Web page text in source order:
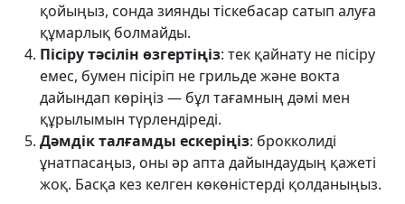
қойыңыз, сонда зиянды тіскебасар сатып алуға
құмарлық болмайды.
Пісіру тәсілін өзгертіңіз: тек қайнату не пісіру
емес, бумен пісіріп не грильде және вокта
дайындап көріңіз — бұл тағамның дәмі мен
құрылымын түрлендіреді.
Дәмдік талғамды ескеріңіз: брокколиді
ұнатпасаңыз, оны әр апта дайындаудың қажеті
жоқ. Басқа кез келген көкөністерді қолданыңыз.